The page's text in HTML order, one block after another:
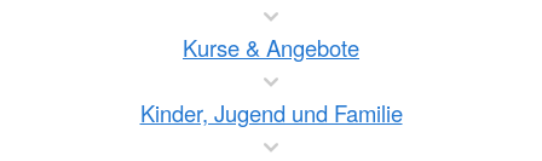
Kurse & Angebote
Kinder, Jugend und Familie